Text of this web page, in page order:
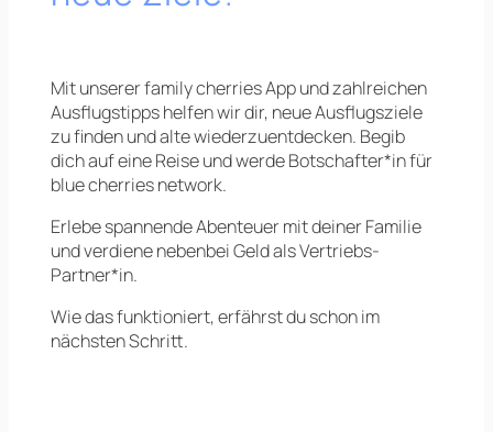
Mit unserer family cherries App und zahlreichen
Ausflugstipps helfen wir dir, neue Ausflugsziele
zu finden und alte wiederzuentdecken. Begib
dich auf eine Reise und werde Botschafter*in für
blue cherries network.
Erlebe spannende Abenteuer mit deiner Familie
und verdiene nebenbei Geld als Vertriebs-
Partner*in.
Wie das funktioniert, erfährst du schon im
nächsten Schritt.